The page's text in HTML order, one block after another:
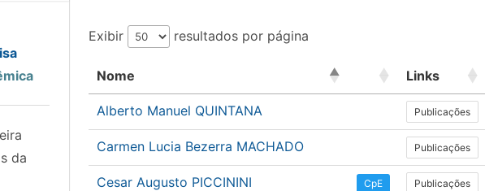
da
Exibir resultados por página
Nome Links
Alberto Manuel QUINTANA Publicações
Carmen Lucia Bezerra MACHADO Publicações
Cesar Augusto PICCININI CpE Publicações